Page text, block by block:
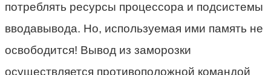
потреблять ресурсы процессора и подсистемы
вводавывода. Но, используемая ими память не
освободится! Вывод из заморозки
осуществляется противоположной командой